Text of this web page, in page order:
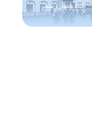
بلیط قطار رشت